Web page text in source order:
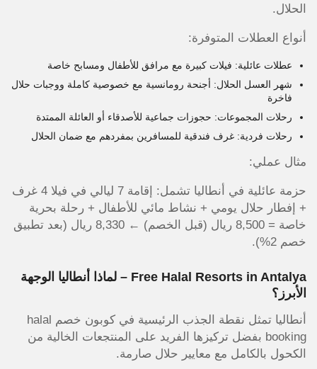
الحلال.
أنواع العطلات المتوفرة:
عطلات عائلية: فيلات كبيرة مع مرافق للأطفال ومسابح خاصة
شهر العسل الحلال: أجنحة رومانسية مع خصوصية كاملة ووجبات حلال
فاخرة
رحلات المجموعات: حجوزات جماعية للأصدقاء أو العائلة الممتدة
رحلات فردية: غرف فندقية للمسافرين بمفردهم مع ضمان الحلال
مثال عملي:
حزمة عائلية في أنطاليا تشمل: إقامة 7 ليالي في فيلا 4 غرف
+ إفطار حلال يومي + نشاط مائي للأطفال + رحلة بحرية
خاصة = 8,500 ريال (قبل الخصم) ← 8,330 ريال (بعد تطبيق
خصم 2%).
Free Halal Resorts in Antalya – لماذا أنطاليا الوجهة
الأبرز؟
أنطاليا تمثل نقطة الجذب الرئيسية في كوبون خصم halal
booking بفضل تركيزها الفريد على المنتجعات الخالية من
الكحول بالكامل مع معايير حلال صارمة.